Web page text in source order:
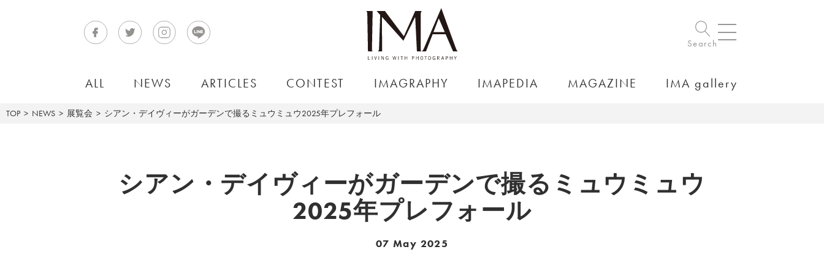
Search
ALL NEWS ARTICLES CONTEST IMAGRAPHY IMAPEDIA MAGAZINE IMA gallery
TOP NEWS 展覧会 シアン・デイヴィーがガーデンで撮るミュウミュウ2025年プレフォール
シアン・デイヴィーがガーデンで撮るミュウミュウ
2025年プレフォール
07 May 2025